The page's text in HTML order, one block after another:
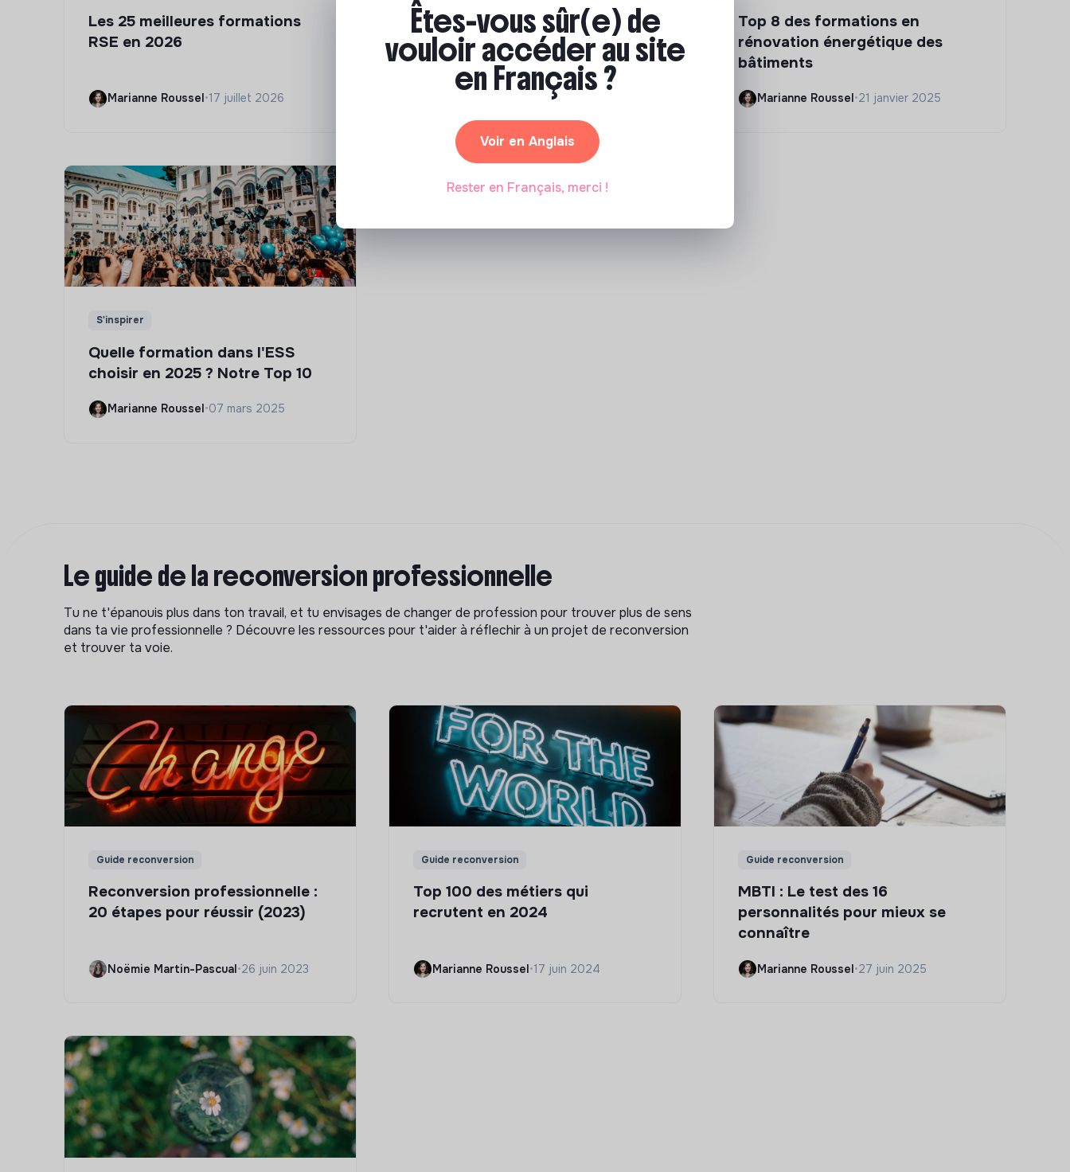
Les 25 meilleures formations
RSE en 2026
Marianne Roussel•17 juillet 2026
Comment se former à la
transition écologique ?
09 janvier 2024
Top 8 des formations en
rénovation énergétique des
bâtiments
Marianne Roussel•21 janvier 2025
S'inspirer
Quelle formation dans l'ESS
choisir en 2025 ? Notre Top 10
Marianne Roussel•07 mars 2025
Le guide de la reconversion professionnelle
Tu ne t'épanouis plus dans ton travail, et tu envisages de changer de profession pour trouver plus de sens
dans ta vie professionnelle ? Découvre les ressources pour t'aider à réflechir à un projet de reconversion
et trouver ta voie.
Guide reconversion
Reconversion professionnelle :
20 étapes pour réussir (2023)
Noëmie Martin-Pascual•26 juin 2023
Guide reconversion
Top 100 des métiers qui
recrutent en 2024
Marianne Roussel•17 juin 2024
Guide reconversion
MBTI : Le test des 16
personnalités pour mieux se
connaître
Marianne Roussel•27 juin 2025
Êtes-vous sûr(e) de
vouloir accéder au site
en Français ?
Voir en Anglais
Rester en Français, merci !